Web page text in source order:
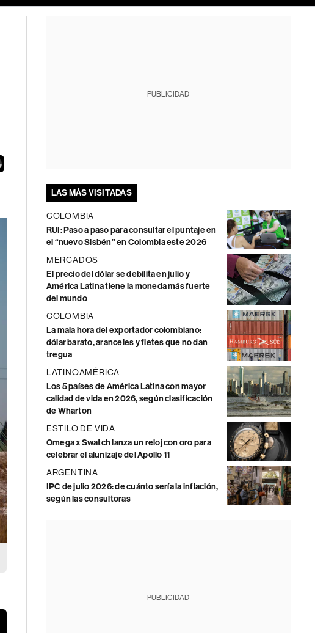
PUBLICIDAD
LAS MÁS VISITADAS
COLOMBIA
RUI: Paso a paso para consultar el puntaje en
el “nuevo Sisbén” en Colombia este 2026
MERCADOS
El precio del dólar se debilita en julio y
América Latina tiene la moneda más fuerte
del mundo
COLOMBIA
La mala hora del exportador colombiano:
dólar barato, aranceles y fletes que no dan
tregua
LATINOAMÉRICA
Los 5 países de América Latina con mayor
calidad de vida en 2026, según clasificación
de Wharton
ESTILO DE VIDA
Omega x Swatch lanza un reloj con oro para
celebrar el alunizaje del Apollo 11
ARGENTINA
IPC de julio 2026: de cuánto sería la inflación,
según las consultoras
PUBLICIDAD